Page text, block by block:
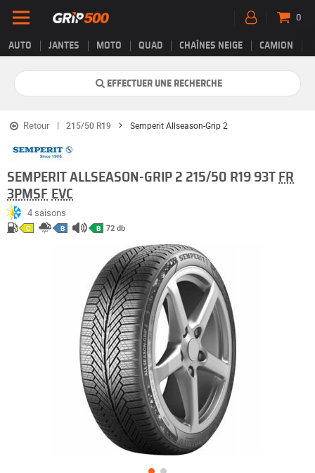
AUTO JANTES MOTO QUAD CHAÎNES NEIGE CAMION
0
EFFECTUER UNE RECHERCHE
Retour 215/50 R19 Semperit Allseason-Grip 2
SEMPERIT ALLSEASON-GRIP 2 215/50 R19 93T FR
3PMSF EVC
4 saisons
C B B 72 db